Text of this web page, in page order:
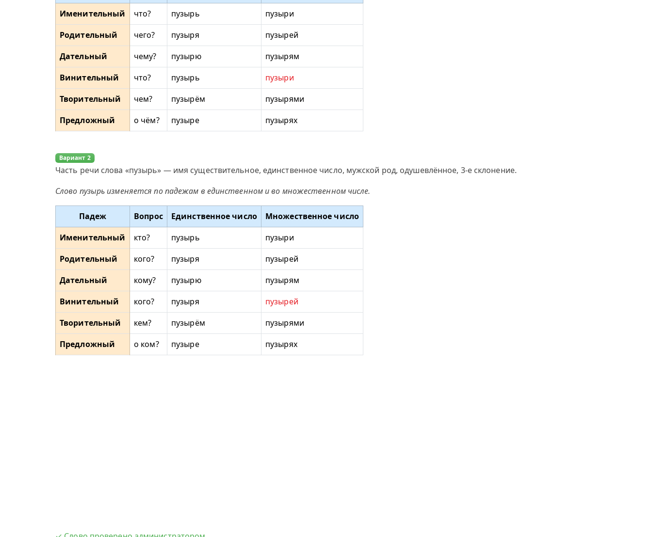
Именительный
что? пузырь
пузыри
Родительный
чего? пузыря
пузырей
Дательный
чему? пузырю
пузырям
Винительный
что? пузырь
пузыри
Творительный
чем? пузырём
пузырями
Предложный
о чём? пузыре пузырях
Вариант 2
Часть речи слова «пузырь» — имя существительное, единственное число, мужской род, одушевлённое, 3-е склонение.
Слово пузырь изменяется по падежам в единственном и во множественном числе.
Падеж Вопрос Единственное число
Множественное число
Именительный
кто? пузырь
пузыри
Родительный
кого? пузыря
пузырей
Дательный
кому? пузырю
пузырям
Винительный
кого? пузыря
пузырей
Творительный
кем? пузырём
пузырями
Предложный
о ком? пузыре пузырях